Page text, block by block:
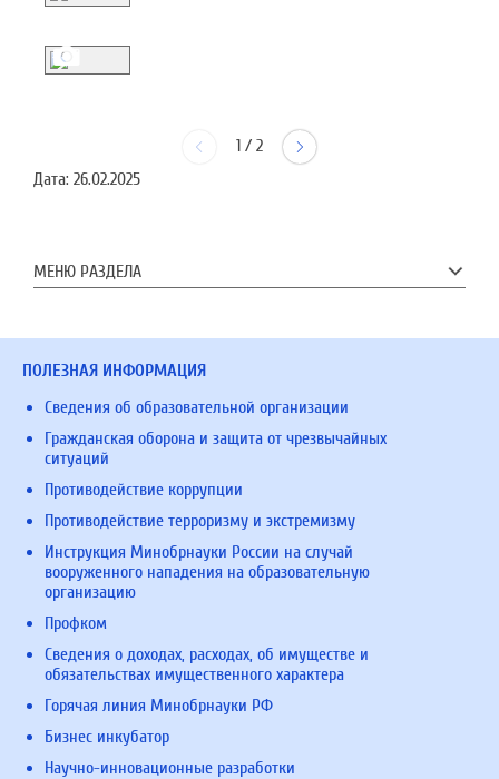
1 / 2
Дата: 26.02.2025
МЕНЮ РАЗДЕЛА
ПОЛЕЗНАЯ ИНФОРМАЦИЯ
Сведения об образовательной организации
Гражданская оборона и защита от чрезвычайных
ситуаций
Противодействие коррупции
Противодействие терроризму и экстремизму
Инструкция Минобрнауки России на случай
вооруженного нападения на образовательную
организацию
Профком
Сведения о доходах, расходах, об имуществе и
обязательствах имущественного характера
Горячая линия Минобрнауки РФ
Бизнес инкубатор
Научно-инновационные разработки